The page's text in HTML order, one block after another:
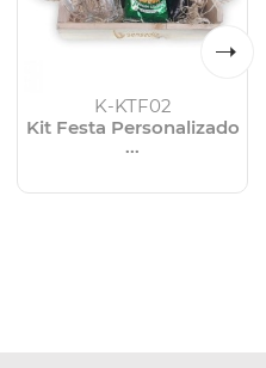
K-KTF02
Kit Festa Personalizado
...